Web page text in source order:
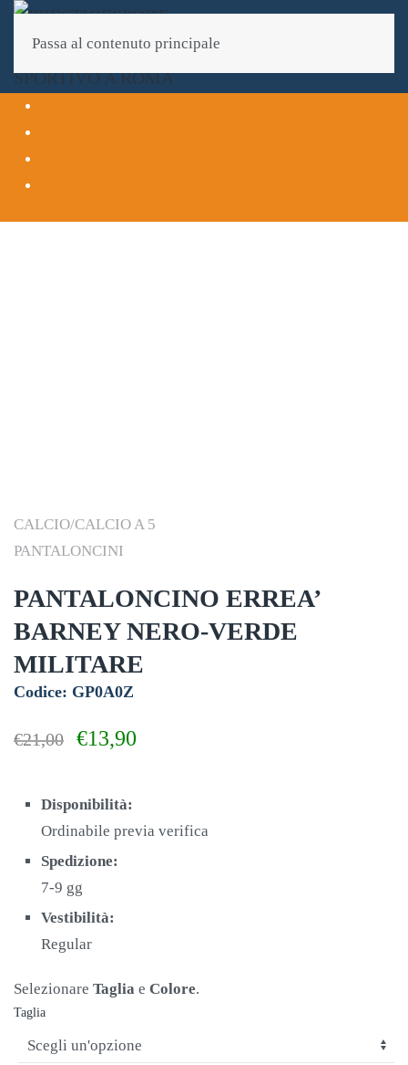
Passa al contenuto principale
CALCIO/CALCIO A 5
PANTALONCINI
PANTALONCINO ERREA’
BARNEY NERO-VERDE
MILITARE
Codice: GP0A0Z
€21,00
era:
€21,00.
€13,90
€13,90.
Disponibilità:
Ordinabile previa verifica
Spedizione:
7-9 gg
Vestibilità:
Regular
Selezionare Taglia e Colore.
Taglia